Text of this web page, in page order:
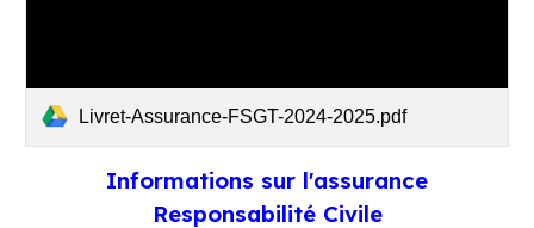
Livret-Assurance-FSGT-2024-2025.pdf
Informations sur l'assurance
Responsabilité Civile